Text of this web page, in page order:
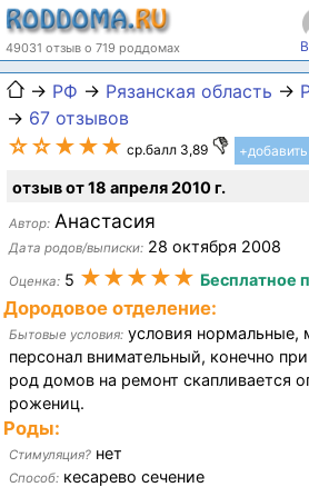
49031 отзыв о 719 роддомах
→ РФ → Рязанская область →
→ 67 отзывов
☆☆★★★ ср.балл 3,89
отзыв от 18 апреля 2010 г.
Автор: Анастасия
Дата родов/выписки: 28 октября 2008
Оценка: 5 ★★★★★ Бесплатное
Дородовое отделение:
Бытовые условия: условия нормальные,
персонал внимательный, конечно
род домов на ремонт скапливается
рожениц.
Роды:
Стимуляция? нет
Способ: кесарево сечение